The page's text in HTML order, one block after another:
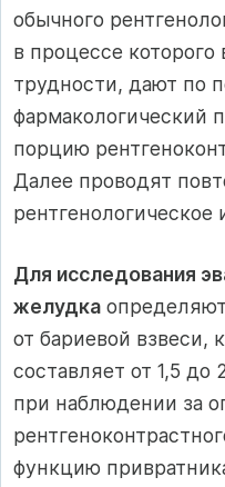
обычного
в процессе
трудности, дают по
фармакологический
порцию
Далее проводят
рентгенологическое
Для исследования
желудка
от бариевой взвеси,
составляет от 1,5
при наблюдении за
функцию